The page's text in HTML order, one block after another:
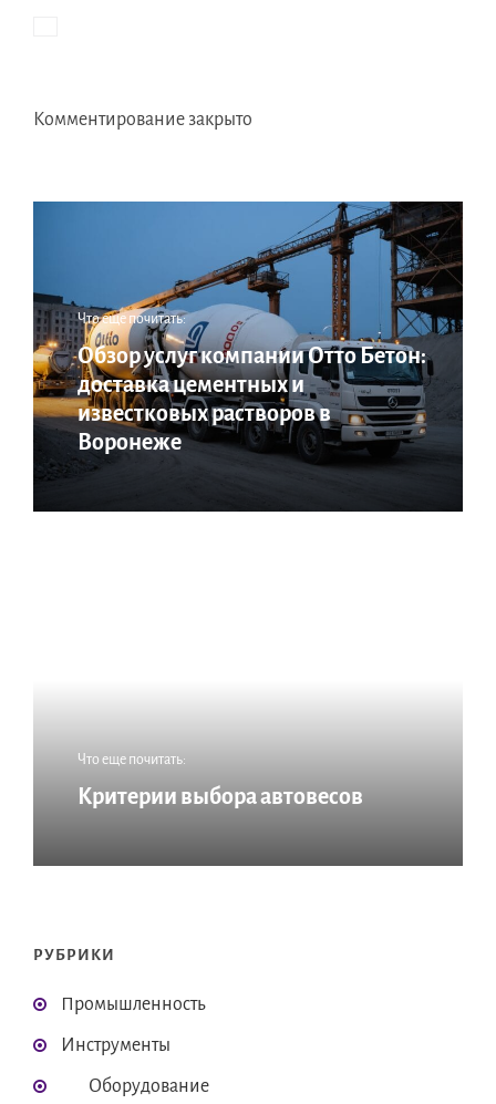
Комментирование закрыто
Что еще почитать:
Обзор услуг компании Отто Бетон:
доставка цементных и
известковых растворов в
Воронеже
Что еще почитать:
Критерии выбора автовесов
РУБРИКИ
Промышленность
Инструменты
Оборудование